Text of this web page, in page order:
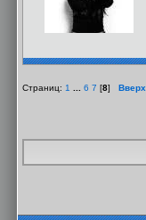
Страниц: 1 6 7 [8] Вверх